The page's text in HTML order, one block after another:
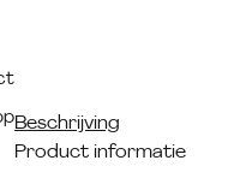
Beschrijving
Product informatie